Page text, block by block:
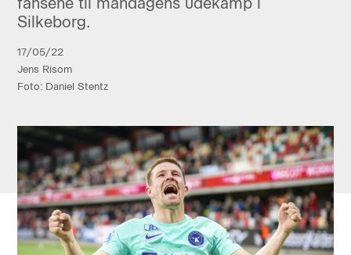
Silkeborg.
17/05/22
Jens Risom
Foto: Daniel Stentz